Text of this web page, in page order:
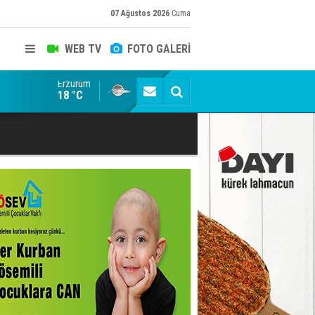
07 Ağustos 2026 Cuma
WEB TV FOTO GALERİ
Siyaset-Sermaye Çizgisinde Haklılığın Resmi:
Erzurum
18 °C